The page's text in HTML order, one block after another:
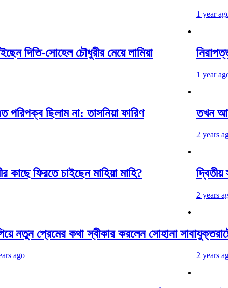
দিতি-সোহেল চৌধুরীর মেয়ে লামিয়া
ছিলাম না: তাসনিয়া ফারিণ
ফিরতে চাইছেন মাহিয়া মাহি?
নতুন প্রেমের কথা স্বীকার করলেন সোহানা সাবা
1 year ago
1 year ago
তখন আমি
2 years ago
দ্বিতীয়
2 years ago
2 years ago 2